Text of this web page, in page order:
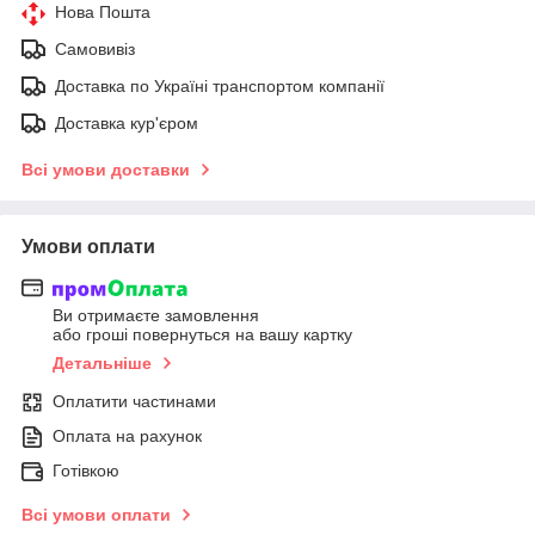
Нова Пошта
Самовивіз
Доставка по Україні транспортом компанії
Доставка кур'єром
Всі умови доставки
Умови оплати
Ви отримаєте замовлення
або гроші повернуться на вашу картку
Детальніше
Оплатити частинами
Оплата на рахунок
Готівкою
Всі умови оплати